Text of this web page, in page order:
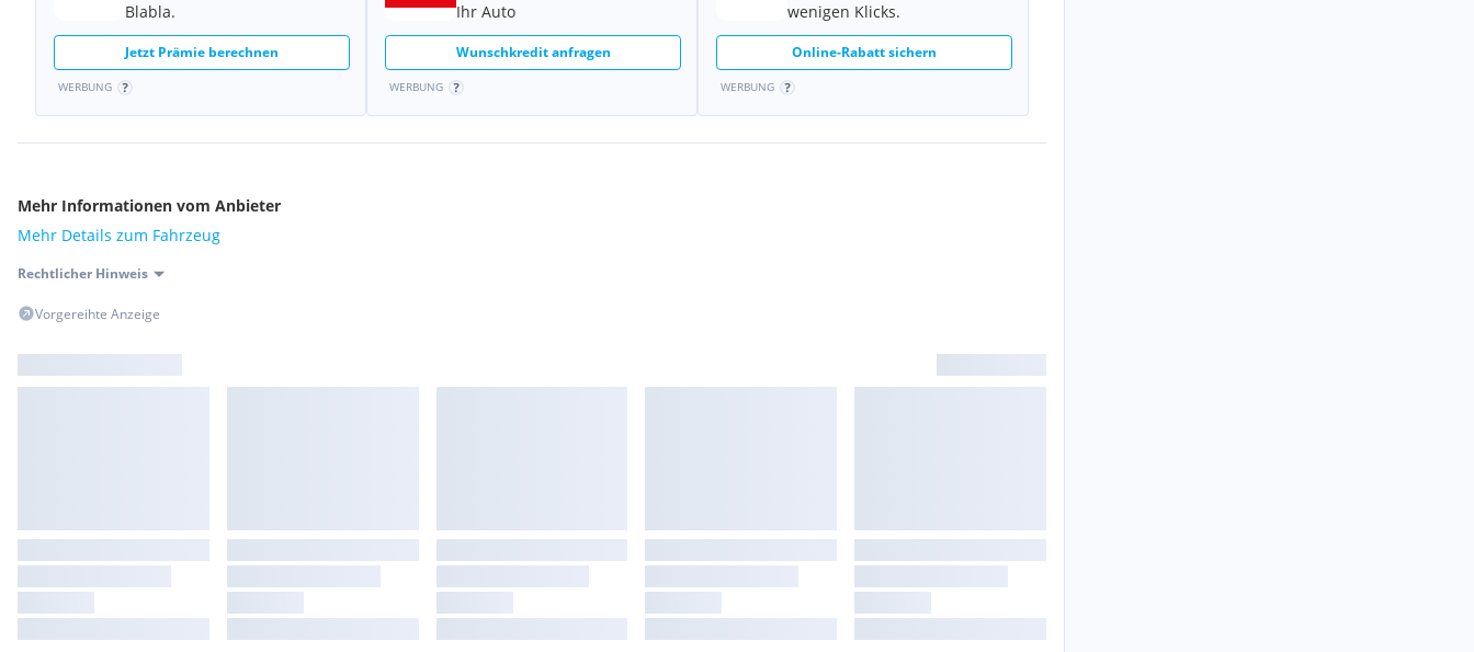
Blabla.
Jetzt Prämie berechnen
WERBUNG
Ihr Auto
Wunschkredit anfragen
WERBUNG
wenigen Klicks.
Online-Rabatt sichern
WERBUNG
Mehr Informationen vom Anbieter
Mehr Details zum Fahrzeug
Rechtlicher Hinweis
Vorgereihte Anzeige